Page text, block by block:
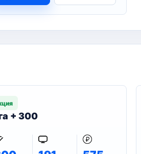
+ 300